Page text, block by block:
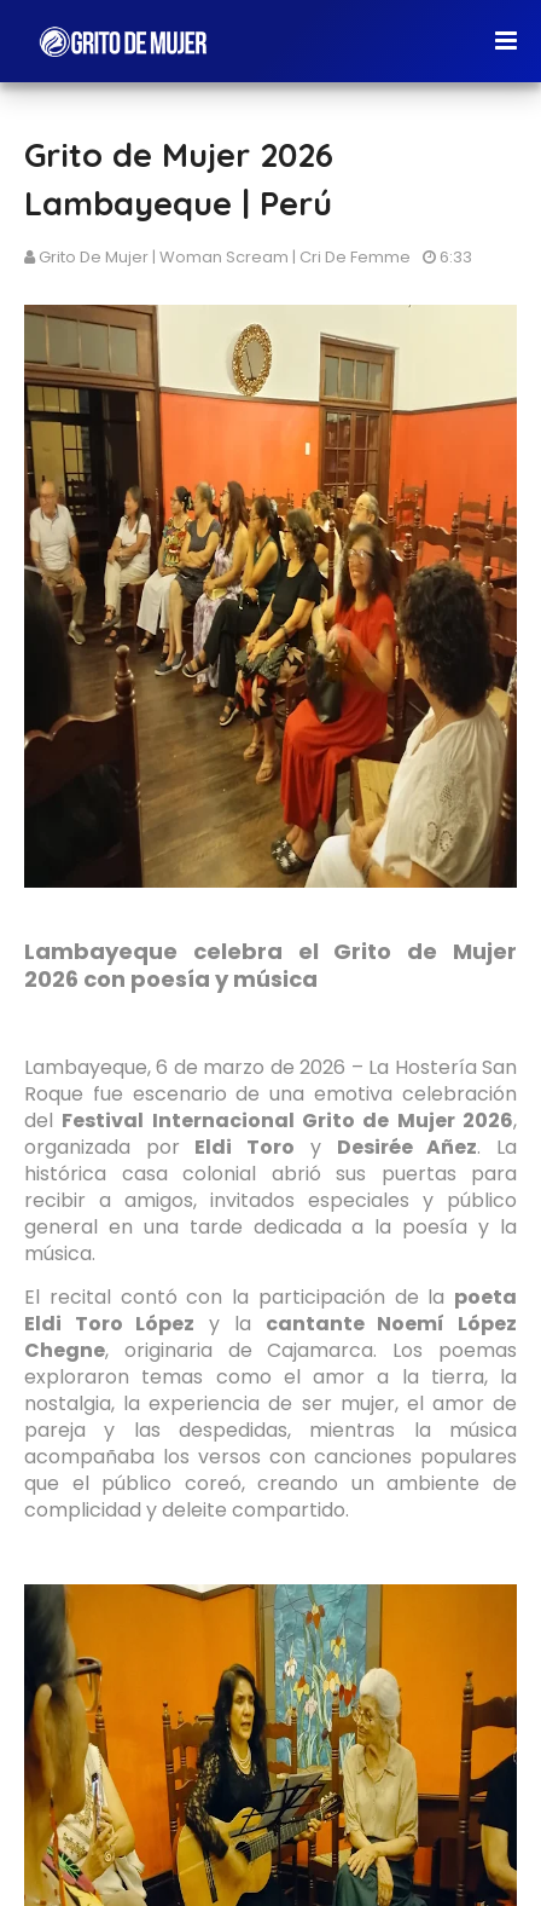
Grito de Mujer 2026
Lambayeque | Perú
Grito De Mujer | Woman Scream | Cri De Femme 6:33
Lambayeque celebra el Grito de Mujer
2026 con poesía y música
Lambayeque, 6 de marzo de 2026 – La Hostería San
Roque fue escenario de una emotiva celebración
del Festival Internacional Grito de Mujer 2026,
organizada por Eldi Toro y Desirée Añez. La
histórica casa colonial abrió sus puertas para
recibir a amigos, invitados especiales y público
general en una tarde dedicada a la poesía y la
música.
El recital contó con la participación de la poeta
Eldi Toro López y la cantante Noemí López
Chegne, originaria de Cajamarca. Los poemas
exploraron temas como el amor a la tierra, la
nostalgia, la experiencia de ser mujer, el amor de
pareja y las despedidas, mientras la música
acompañaba los versos con canciones populares
que el público coreó, creando un ambiente de
complicidad y deleite compartido.